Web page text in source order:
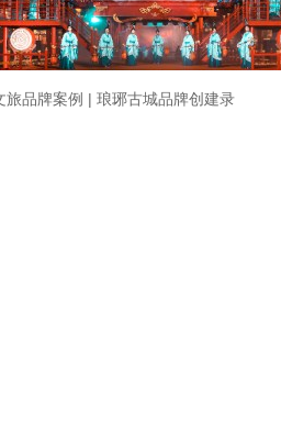
球最经典的公园沉浸式夜游案例都在这了
年度展馆界设计最好的顶级博物馆是